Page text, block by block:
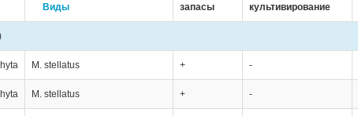
Виды
запасы
культивирование
M. stellatus + -
M. stellatus + -